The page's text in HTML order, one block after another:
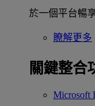
於一個平台暢
瞭解更多
關鍵整合
Microsoft